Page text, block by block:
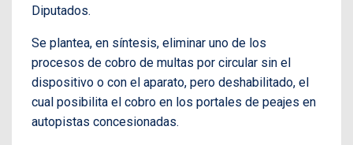
Diputados.
Se plantea, en síntesis, eliminar uno de los
procesos de cobro de multas por circular sin el
dispositivo o con el aparato, pero deshabilitado, el
cual posibilita el cobro en los portales de peajes en
autopistas concesionadas.